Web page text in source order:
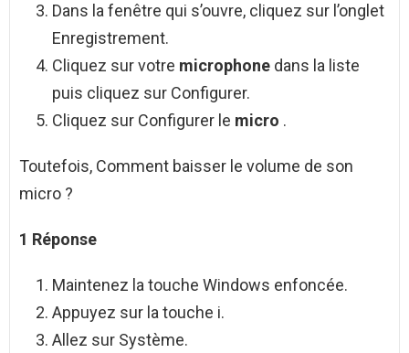
Dans la fenêtre qui s’ouvre, cliquez sur l’onglet
Enregistrement.
Cliquez sur votre microphone dans la liste
puis cliquez sur Configurer.
Cliquez sur Configurer le micro .
Toutefois, Comment baisser le volume de son
micro ?
1 Réponse
Maintenez la touche Windows enfoncée.
Appuyez sur la touche i.
Allez sur Système.